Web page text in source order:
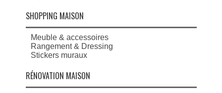
SHOPPING MAISON
Meuble & accessoires
Rangement & Dressing
Stickers muraux
RÉNOVATION MAISON